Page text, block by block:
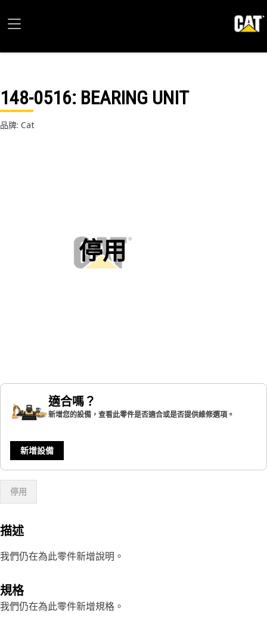
148-0516: BEARING UNIT
品牌: Cat
停用
適合嗎？
新增您的設備，查看此零件是否適合或是否提供維修選項。
新增設備
停用
描述
我們仍在為此零件新增說明。
規格
我們仍在為此零件新增規格。